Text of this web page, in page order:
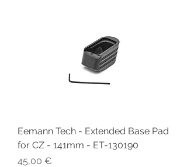
Eemann Tech - Extended Base Pad
for CZ - 141mm - ET-130190
Prix
45,00 €